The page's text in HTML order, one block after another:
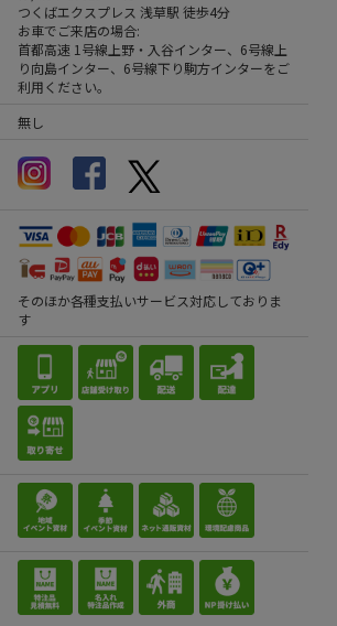
つくばエクスプレス 浅草駅 徒歩4分
お車でご来店の場合:
首都高速 1号線上野・入谷インター、6号線上
り向島インター、6号線下り駒方インターをご
利用ください。
無し
そのほか各種支払いサービス対応しておりま
す